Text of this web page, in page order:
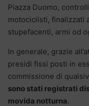
Piazza Duomo,
motociclisti, finalizzati
stupefacenti, armi od
In generale, grazie
presidi fissi posti in
commissione di
sono stati registrati
movida notturna.